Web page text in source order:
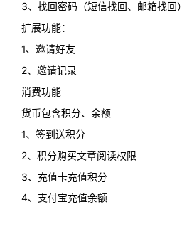
3、找回密码（短信找回、邮箱找回）
扩展功能：
1、邀请好友
2、邀请记录
消费功能
货币包含积分、余额
1、签到送积分
2、积分购买文章阅读权限
3、充值卡充值积分
4、支付宝充值余额